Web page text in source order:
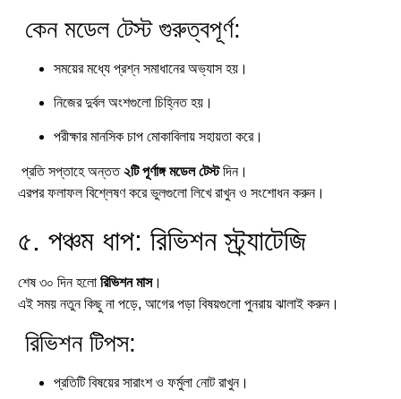
কেন মডেল টেস্ট গুরুত্বপূর্ণ:
সময়ের মধ্যে প্রশ্ন সমাধানের অভ্যাস হয়।
নিজের দুর্বল অংশগুলো চিহ্নিত হয়।
পরীক্ষার মানসিক চাপ মোকাবিলায় সহায়তা করে।
প্রতি সপ্তাহে অন্তত২টি পূর্ণাঙ্গ মডেল টেস্টদিন।
এরপর ফলাফল বিশ্লেষণ করে ভুলগুলো লিখে রাখুন ও সংশোধন করুন।
৫. পঞ্চম ধাপ: রিভিশন স্ট্র্যাটেজি
শেষ ৩০ দিন হলো রিভিশন মাস।
এই সময় নতুন কিছু না পড়ে, আগের পড়া বিষয়গুলো পুনরায় ঝালাই করুন।
রিভিশন টিপস:
প্রতিটি বিষয়ের সারাংশ ও ফর্মুলা নোট রাখুন।